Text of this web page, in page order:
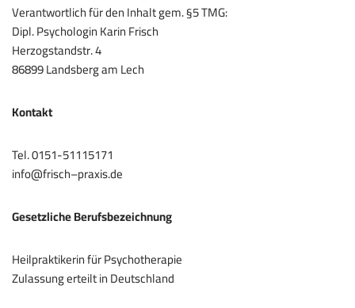
Verantwortlich für den Inhalt gem. §5 TMG:
Dipl. Psychologin Karin Frisch
Herzogstandstr. 4
86899 Landsberg am Lech
Kontakt
Tel. 0151-51115171
info@frisch–praxis.de
Gesetzliche Berufsbezeichnung
Heilpraktikerin für Psychotherapie
Zulassung erteilt in Deutschland